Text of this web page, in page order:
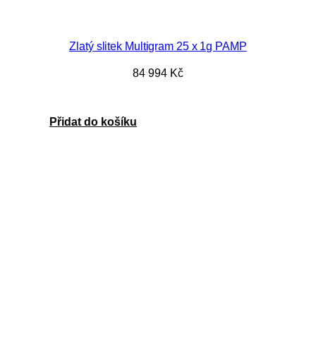
Zlatý slitek Multigram 25 x 1g PAMP
84 994 Kč
Přidat do košíku